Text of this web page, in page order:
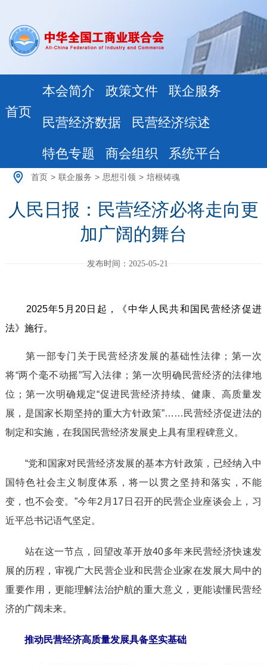
首页
本会简介 政策文件 联企服务
民营经济数据 民营经济综述
特色专题 商会组织 系统平台
首页 > 联企服务 > 思想引领 > 培根铸魂
人民日报：民营经济必将走向更
加广阔的舞台
发布时间：2025-05-21
2025年5月20日起，《中华人民共和国民营经济促进
法》施行。
第一部专门关于民营经济发展的基础性法律；第一次
将“两个毫不动摇”写入法律；第一次明确民营经济的法律地
位；第一次明确规定“促进民营经济持续、健康、高质量发
展，是国家长期坚持的重大方针政策”……民营经济促进法的
制定和实施，在我国民营经济发展史上具有里程碑意义。
“党和国家对民营经济发展的基本方针政策，已经纳入中
国特色社会主义制度体系，将一以贯之坚持和落实，不能
变，也不会变。”今年2月17日召开的民营企业座谈会上，习
近平总书记语气坚定。
站在这一节点，回望改革开放40多年来民营经济快速发
展的历程，审视广大民营企业和民营企业家在发展大局中的
重要作用，更能理解法治护航的重大意义，更能读懂民营经
济的广阔未来。
推动民营经济高质量发展具备坚实基础